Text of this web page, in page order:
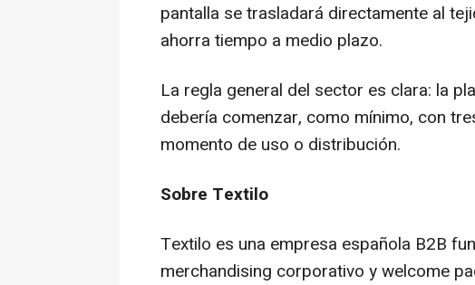
pantalla se trasladará directamente al
ahorra tiempo a medio plazo.
La regla general del sector es clara: la
debería comenzar, como mínimo, con
momento de uso o distribución.
Sobre Textilo
Textilo es una empresa española B2B
merchandising corporativo ywelcome